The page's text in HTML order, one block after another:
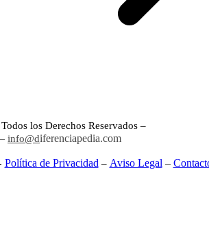
los Derechos Reservados –
info@diferenciapedia.com
Política de Privacidad – Aviso Legal –